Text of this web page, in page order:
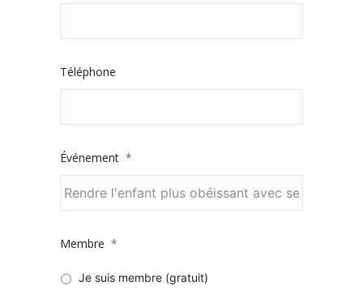
Téléphone
Événement *
Membre *
Je suis membre (gratuit)